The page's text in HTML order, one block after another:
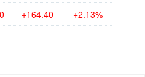
+164.40 +2.13%